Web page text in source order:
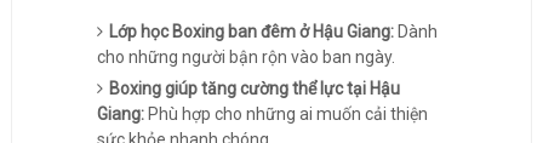
Lớp học Boxing ban đêm ở Hậu Giang:Dành
cho những người bận rộn vào ban ngày.
Boxing giúp tăng cường thể lực tại Hậu
Giang:Phù hợp cho những ai muốn cải thiện